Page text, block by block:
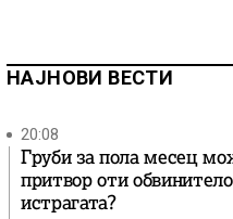
НАЈНОВИ ВЕСТИ
20:08
Груби за пола месец
притвор оти
истрагата?